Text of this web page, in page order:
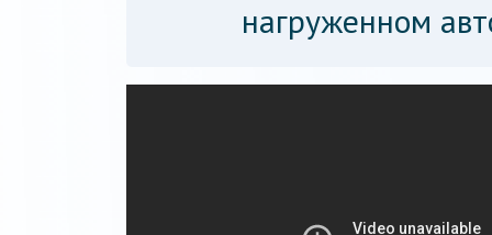
нагруженном